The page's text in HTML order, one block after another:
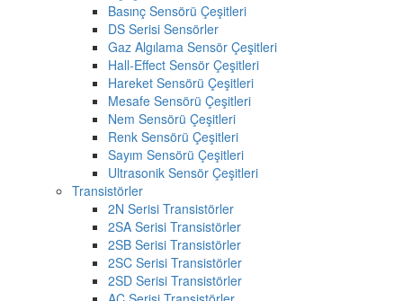
Basınç Sensörü Çeşitleri
DS Serisi Sensörler
Gaz Algılama Sensör Çeşitleri
Hall-Effect Sensör Çeşitleri
Hareket Sensörü Çeşitleri
Mesafe Sensörü Çeşitleri
Nem Sensörü Çeşitleri
Renk Sensörü Çeşitleri
Sayım Sensörü Çeşitleri
Ultrasonik Sensör Çeşitleri
Transistörler
2N Serisi Transistörler
2SA Serisi Transistörler
2SB Serisi Transistörler
2SC Serisi Transistörler
2SD Serisi Transistörler